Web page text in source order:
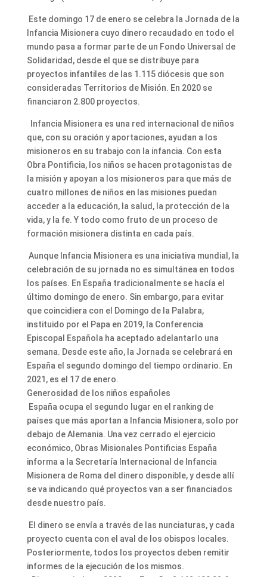
Este domingo 17 de enero se celebra la Jornada de la
Infancia Misionera cuyo dinero recaudado en todo el
mundo pasa a formar parte de un Fondo Universal de
Solidaridad, desde el que se distribuye para
proyectos infantiles de las 1.115 diócesis que son
consideradas Territorios de Misión. En 2020 se
financiaron 2.800 proyectos.
Infancia Misionera es una red internacional de niños
que, con su oración y aportaciones, ayudan a los
misioneros en su trabajo con la infancia. Con esta
Obra Pontificia, los niños se hacen protagonistas de
la misión y apoyan a los misioneros para que más de
cuatro millones de niños en las misiones puedan
acceder a la educación, la salud, la protección de la
vida, y la fe. Y todo como fruto de un proceso de
formación misionera distinta en cada país.
Aunque Infancia Misionera es una iniciativa mundial, la
celebración de su jornada no es simultánea en todos
los países. En España tradicionalmente se hacía el
último domingo de enero. Sin embargo, para evitar
que coincidiera con el Domingo de la Palabra,
instituido por el Papa en 2019, la Conferencia
Episcopal Española ha aceptado adelantarlo una
semana. Desde este año, la Jornada se celebrará en
España el segundo domingo del tiempo ordinario. En
2021, es el 17 de enero.
Generosidad de los niños españoles
España ocupa el segundo lugar en el ranking de
países que más aportan a Infancia Misionera, solo por
debajo de Alemania. Una vez cerrado el ejercicio
económico, Obras Misionales Pontificias España
informa a Ia Secretaría Internacional de Infancia
Misionera de Roma del dinero disponible, y desde allí
se va indicando qué proyectos van a ser financiados
desde nuestro país.
El dinero se envía a través de las nunciaturas, y cada
proyecto cuenta con el aval de los obispos locales.
Posteriormente, todos los proyectos deben remitir
informes de la ejecución de los mismos.